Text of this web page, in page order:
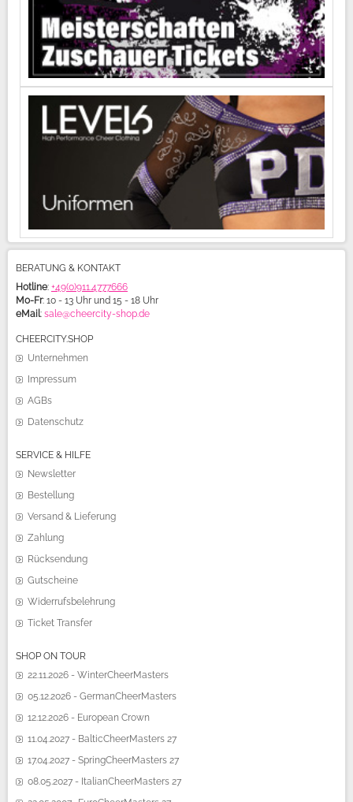
BERATUNG & KONTAKT
Hotline: +49(0)911.4777666
Mo-Fr: 10 - 13 Uhr und 15 - 18 Uhr
eMail: sale@cheercity-shop.de
CHEERCITY.SHOP
Unternehmen
Impressum
AGBs
Datenschutz
SERVICE & HILFE
Newsletter
Bestellung
Versand & Lieferung
Zahlung
Rücksendung
Gutscheine
Widerrufsbelehrung
Ticket Transfer
SHOP ON TOUR
22.11.2026 - WinterCheerMasters
05.12.2026 - GermanCheerMasters
12.12.2026 - European Crown
11.04.2027 - BalticCheerMasters 27
17.04.2027 - SpringCheerMasters 27
08.05.2027 - ItalianCheerMasters 27